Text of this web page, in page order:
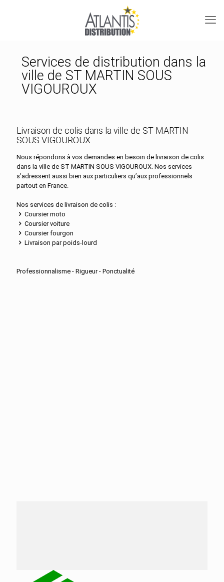
Services de distribution dans la
ville de ST MARTIN SOUS
VIGOUROUX
Livraison de colis dans la ville de ST MARTIN
SOUS VIGOUROUX
Nous répondons à vos demandes en besoin de livraison de colis
dans la ville de ST MARTIN SOUS VIGOUROUX. Nos services
s’adressent aussi bien aux particuliers qu’aux professionnels
partout en France.
Nos services de livraison de colis :
Coursier moto
Coursier voiture
Coursier fourgon
Livraison par poids-lourd
Professionnalisme - Rigueur - Ponctualité